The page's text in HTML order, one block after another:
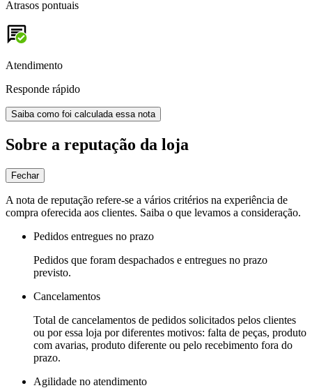
Atrasos pontuais
Atendimento
Responde rápido
Saiba como foi calculada essa nota
Sobre a reputação da loja
Fechar
A nota de reputação refere-se a vários critérios na experiência de
compra oferecida aos clientes. Saiba o que levamos a consideração.
Pedidos entregues no prazo
Pedidos que foram despachados e entregues no prazo
previsto.
Cancelamentos
Total de cancelamentos de pedidos solicitados pelos clientes
ou por essa loja por diferentes motivos: falta de peças, produto
com avarias, produto diferente ou pelo recebimento fora do
prazo.
Agilidade no atendimento